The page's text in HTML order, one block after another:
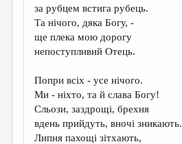
за рубцем встига рубець.
Та нічого, дяка Богу, -
ще плека мою дорогу
непоступливий Отець.
Попри всіх - усе нічого.
Ми - ніхто, та й слава Богу!
Сльози, заздрощі, брехня
вдень прийдуть, вночі зникають.
Липня пахощі зітхають,